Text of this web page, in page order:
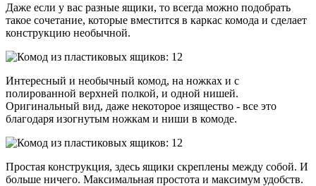
Даже если у вас разные ящики, то всегда можно подобрать
такое сочетание, которые вместится в каркас комода и сделает
конструкцию необычной.
Интересный и необычный комод, на ножках и с
полированной верхней полкой, и одной нишей.
Оригинальный вид, даже некоторое изящество - все это
благодаря изогнутым ножкам и ниши в комоде.
Простая конструкция, здесь ящики скреплены между собой. И
больше ничего. Максимальная простота и максимум удобств.